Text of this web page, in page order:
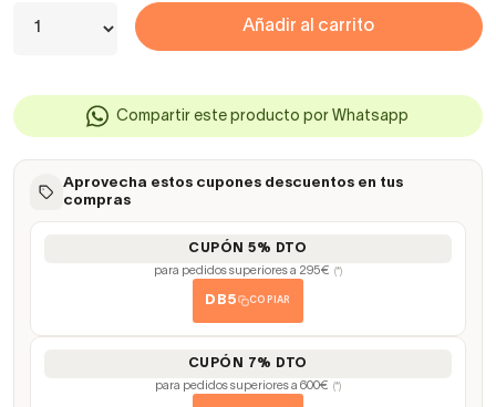
Añadir al carrito
Compartir este producto por Whatsapp
Aprovecha estos cupones descuentos en tus
compras
CUPÓN 5% DTO
para pedidos superiores a 295€ (*)
DB5 COPIAR
CUPÓN 7% DTO
para pedidos superiores a 600€ (*)